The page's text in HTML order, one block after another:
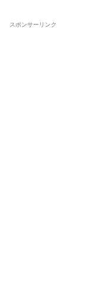
スポンサーリンク